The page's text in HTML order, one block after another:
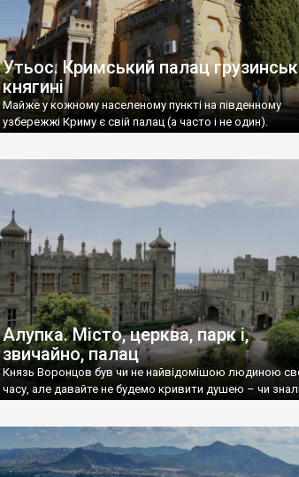
Утьос. Кримський палац
княгині
Майже у кожному населеному пункті на південному
узбережжі Криму є свій палац (а часто і не один).
Алупка. Місто, церква, парк і,
звичайно, палац
Князь Воронцов був чи не найвідомішою людиною
часу, але давайте не будемо кривити душею – чи